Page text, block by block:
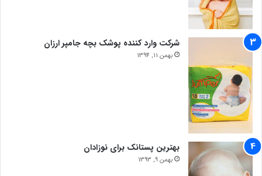
شرکت وارد کننده پوشک بچه جامپر ارزان
بهمن 11, 1394
بهترین پستانک برای نوزادان
بهمن 9, 1393